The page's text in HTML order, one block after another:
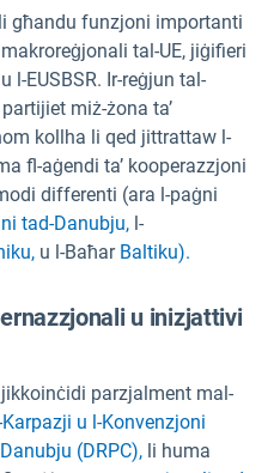
għandu funzjoni importanti
tal-UE, jiġifieri
u l-EUSBSR. Ir-reġjun tal-
miż-żona ta’
kollha li qed jittrattaw l-
fl-aġendi ta’ kooperazzjoni
differenti (ara l-paġni
tad-Danubju, l-
u l-Baħar Baltiku).
u inizjattivi
parzjalment mal-
u l-Konvenzjoni
(DRPC), li huma